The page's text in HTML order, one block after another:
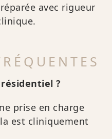
avec rigueur
?
prise en charge
est cliniquement